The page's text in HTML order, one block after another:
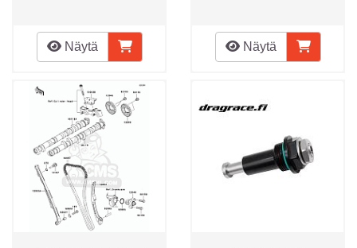
Näytä Näytä